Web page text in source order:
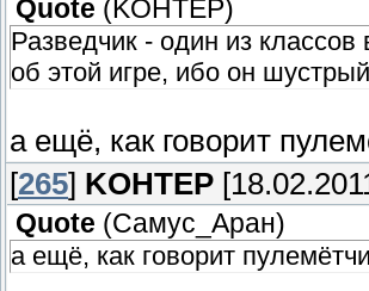
Quote (KOHTEP)
Разведчик - один из
об этой игре, ибо он
а ещё, как говорит
[265] KOHTEP
Quote (Самус_Аран)
а ещё, как говорит